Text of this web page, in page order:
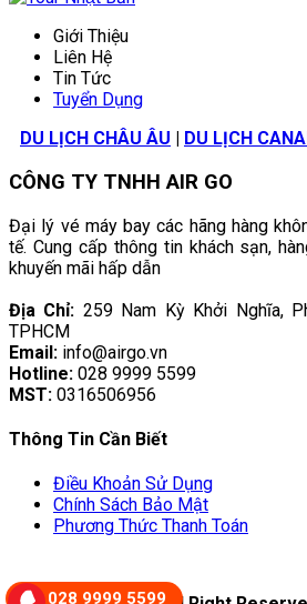
Giới Thiệu
Liên Hệ
Tin Tức
Tuyển Dụng
DU LỊCH CHÂU ÂU | DU LỊCH
CÔNG TY TNHH AIR GO
Đại lý vé máy bay các hãng hàng
tế. Cung cấp thông tin khách sạn,
khuyến mãi hấp dẫn
Địa Chỉ: 259 Nam Kỳ Khởi Nghĩa,
TPHCM
Email: info@airgo.vn
Hotline: 028 9999 5599
MST: 0316506956
Thông Tin Cần Biết
Điều Khoản Sử Dụng
Chính Sách Bảo Mật
Phương Thức Thanh Toán
028 9999 5599